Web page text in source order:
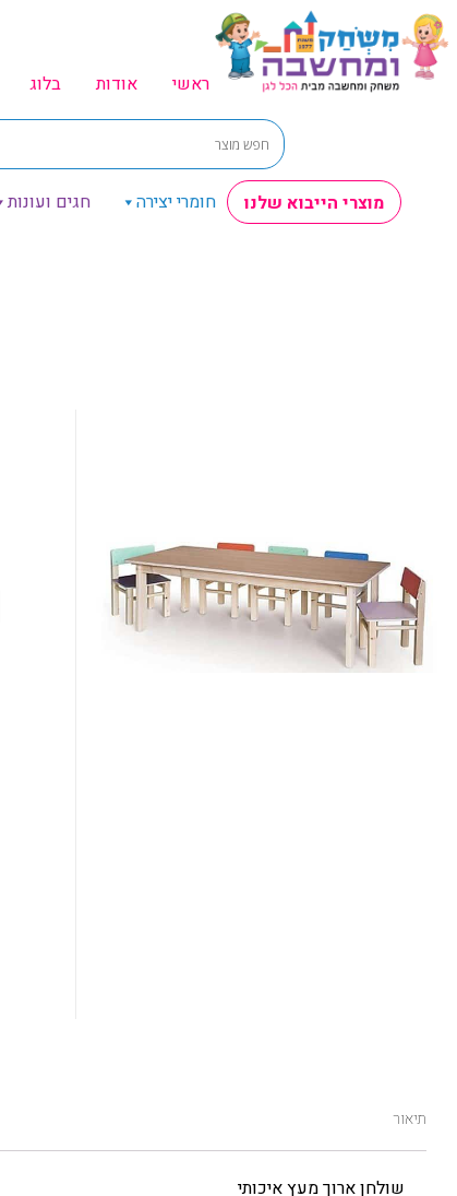
ראשי אודות בלוג
מוצרי הייבוא שלנו חומרי יצירה חגים ועונות
תיאור
שולחן ארוך מעץ איכותי